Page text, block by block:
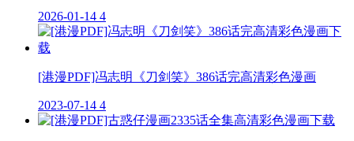
2026-01-14 4
[港漫PDF]冯志明《刀剑笑》386话完高清彩色漫画
2023-07-14 4